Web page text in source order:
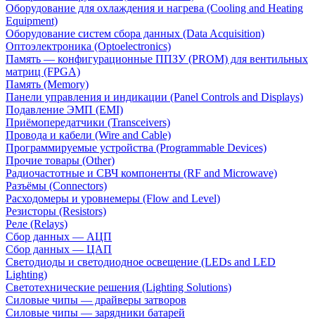
Оборудование для охлаждения и нагрева (Cooling and Heating
Equipment)
Оборудование систем сбора данных (Data Acquisition)
Оптоэлектроника (Optoelectronics)
Память — конфигурационные ППЗУ (PROM) для вентильных
матриц (FPGA)
Память (Memory)
Панели управления и индикации (Panel Controls and Displays)
Подавление ЭМП (EMI)
Приёмопередатчики (Transceivers)
Провода и кабели (Wire and Cable)
Программируемые устройства (Programmable Devices)
Прочие товары (Other)
Радиочастотные и СВЧ компоненты (RF and Microwave)
Разъёмы (Connectors)
Расходомеры и уровнемеры (Flow and Level)
Резисторы (Resistors)
Реле (Relays)
Сбор данных — АЦП
Сбор данных — ЦАП
Светодиоды и светодиодное освещение (LEDs and LED
Lighting)
Светотехнические решения (Lighting Solutions)
Силовые чипы — драйверы затворов
Силовые чипы — зарядники батарей